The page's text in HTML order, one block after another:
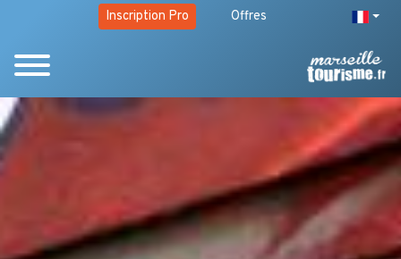
Inscription Pro Offres